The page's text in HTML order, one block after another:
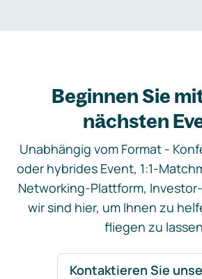
Beginnen Sie
nächsten
Unabhängig vom Format -
oder hybrides Event, 1:1-
Networking-Plattform,
wir sind hier, um Ihnen zu
fliegen zu
Kontaktieren Sie